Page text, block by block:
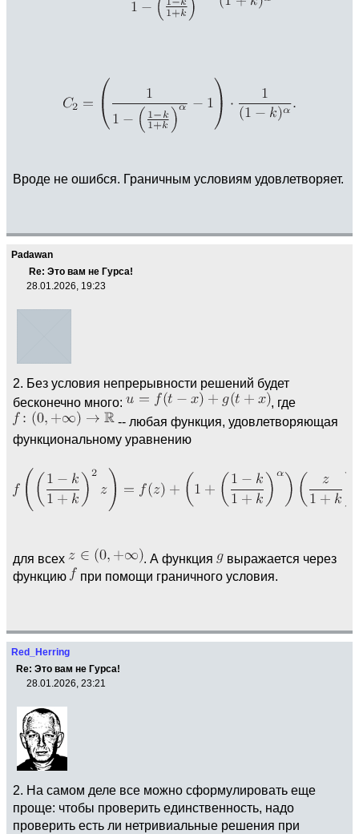
Вроде не ошибся. Граничным условиям удовлетворяет.
Padawan
Re: Это вам не Гурса!
28.01.2026, 19:23
2. Без условия непрерывности решений будет
бесконечно много:
, где
-- любая функция, удовлетворяющая
функциональному уравнению
для всех . А функция
выражается через
функцию
при помощи граничного условия.
Red_Herring
Re: Это вам не Гурса!
28.01.2026, 23:21
2. На самом деле все можно сформулировать еще
проще: чтобы проверить единственность, надо
проверить есть ли нетривиальные решения при